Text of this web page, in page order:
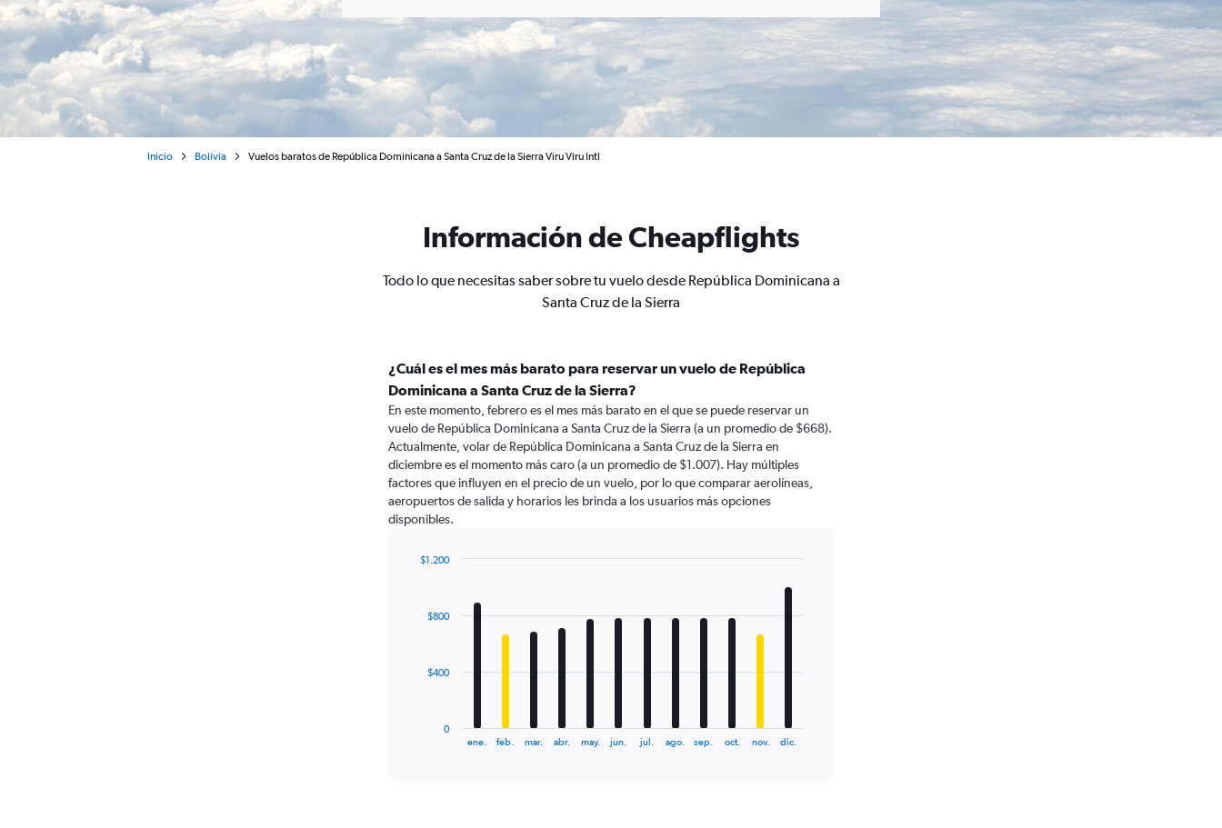
Inicio Bolivia Vuelos baratos de República Dominicana a Santa Cruz de la Sierra Viru Viru Intl
Información de Cheapflights
Todo lo que necesitas saber sobre tu vuelo desde República Dominicana a
Santa Cruz de la Sierra
¿Cuál es el mes más barato para reservar un vuelo de República
Dominicana a Santa Cruz de la Sierra?
En este momento, febrero es el mes más barato en el que se puede reservar un
vuelo de República Dominicana a Santa Cruz de la Sierra (a un promedio de $668).
Actualmente, volar de República Dominicana a Santa Cruz de la Sierra en
diciembre es el momento más caro (a un promedio de $1.007). Hay múltiples
factores que influyen en el precio de un vuelo, por lo que comparar aerolíneas,
aeropuertos de salida y horarios les brinda a los usuarios más opciones
disponibles.
The
ene. feb. mar. abr. may. jun. jul. ago. sep. oct. nov. dic.
0
$400
$800
$1.200